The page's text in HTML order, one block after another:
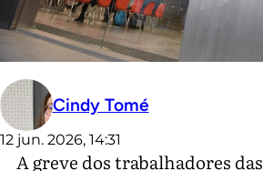
Cindy Tomé
12 jun. 2026, 14:31
A greve dos trabalhadores das